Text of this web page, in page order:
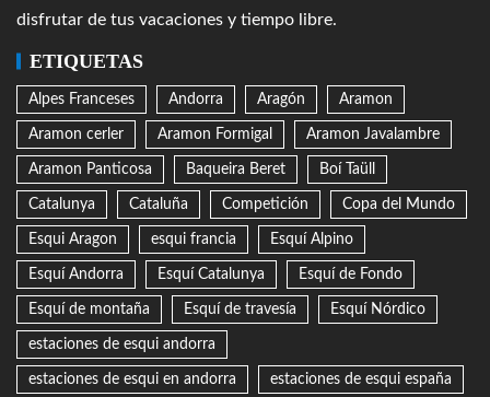
disfrutar de tus vacaciones y tiempo libre.
ETIQUETAS
Alpes Franceses Andorra Aragón Aramon
Aramon cerler Aramon Formigal Aramon Javalambre
Aramon Panticosa Baqueira Beret Boí Taüll
Catalunya Cataluña Competición Copa del Mundo
Esqui Aragon esqui francia Esquí Alpino
Esquí Andorra Esquí Catalunya Esquí de Fondo
Esquí de montaña Esquí de travesía Esquí Nórdico
estaciones de esqui andorra
estaciones de esqui en andorra estaciones de esqui españa